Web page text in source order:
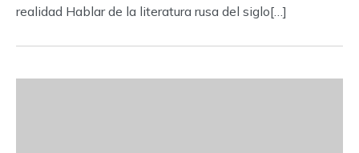
realidad Hablar de la literatura rusa del siglo[…]